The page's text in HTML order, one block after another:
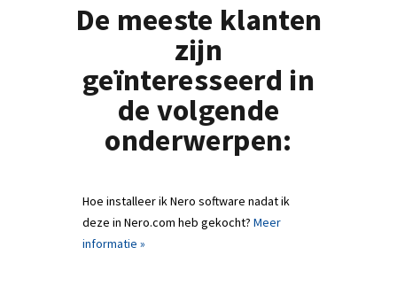
De meeste klanten
zijn
geïnteresseerd in
de volgende
onderwerpen:
Hoe installeer ik Nero software nadat ik
deze in Nero.com heb gekocht? Meer
informatie »